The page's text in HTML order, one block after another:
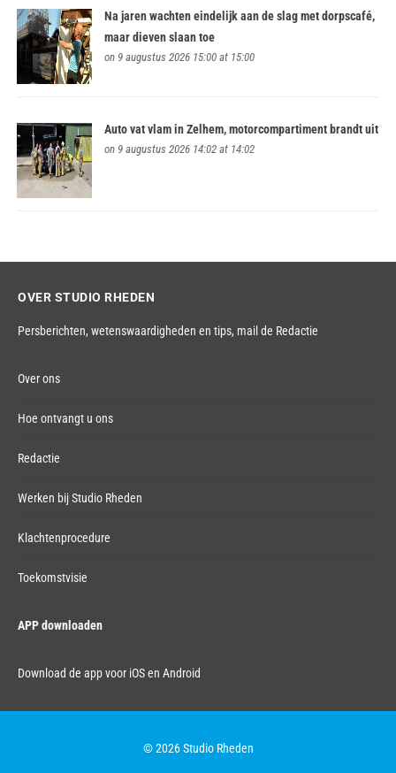
Na jaren wachten eindelijk aan de slag met dorpscafé,
maar dieven slaan toe
on 9 augustus 2026 15:00 at 15:00
Auto vat vlam in Zelhem, motorcompartiment brandt uit
on 9 augustus 2026 14:02 at 14:02
OVER STUDIO RHEDEN
Persberichten, wetenswaardigheden en tips, mail de Redactie
Over ons
Hoe ontvangt u ons
Redactie
Werken bij Studio Rheden
Klachtenprocedure
Toekomstvisie
APP downloaden
Download de app voor iOS en Android
© 2026 Studio Rheden